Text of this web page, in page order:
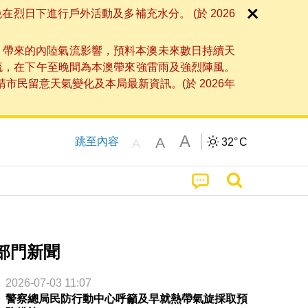
烈日下進行戶外活動及多補充水分。 (於 2026
來的內陸氣流影響，預料本澳未來數日持續天
在下午至晚間為本澳帶來強雷雨及強烈陣風。
民留意天氣變化及本局最新資訊。(於 2026年
跳至內容 A A A 32°C
門新聞
2026-07-03 11:07
警察總局民防行動中心呼籲及早就熱帶氣旋採取預